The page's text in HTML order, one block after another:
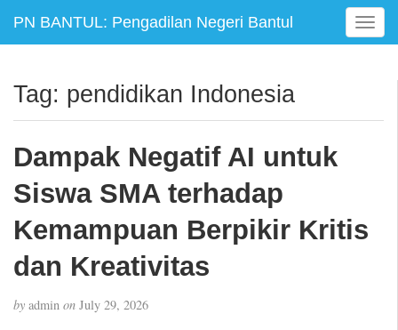
PN BANTUL: Pengadilan Negeri Bantul
T
o
e
a
Tag: pendidikan Indonesia
Dampak Negatif AI untuk
Siswa SMA terhadap
Kemampuan Berpikir Kritis
dan Kreativitas
by admin on July 29, 2026